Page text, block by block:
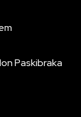
Paskibraka